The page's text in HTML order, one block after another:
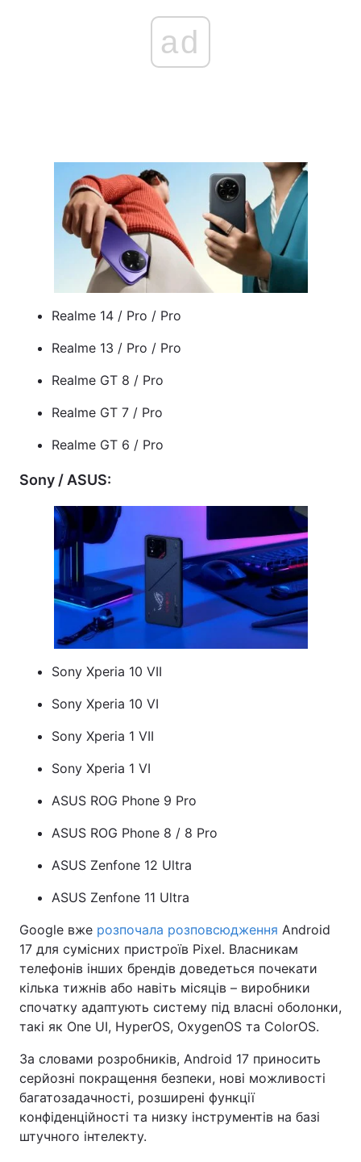
ad
Realme 14 / Pro / Pro
Realme 13 / Pro / Pro
Realme GT 8 / Pro
Realme GT 7 / Pro
Realme GT 6 / Pro
Sony / ASUS:
Sony Xperia 10 VII
Sony Xperia 10 VI
Sony Xperia 1 VII
Sony Xperia 1 VI
ASUS ROG Phone 9 Pro
ASUS ROG Phone 8 / 8 Pro
ASUS Zenfone 12 Ultra
ASUS Zenfone 11 Ultra
Google вже розпочала розповсюдження Android
17 для сумісних пристроїв Pixel. Власникам
телефонів інших брендів доведеться почекати
кілька тижнів або навіть місяців – виробники
спочатку адаптують систему під власні оболонки,
такі як One UI, HyperOS, OxygenOS та ColorOS.
За словами розробників, Android 17 приносить
серйозні покращення безпеки, нові можливості
багатозадачності, розширені функції
конфіденційності та низку інструментів на базі
штучного інтелекту.